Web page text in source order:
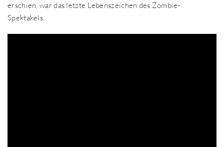
erschien, war das letzte Lebenszeichen des Zombie-
Spektakels.